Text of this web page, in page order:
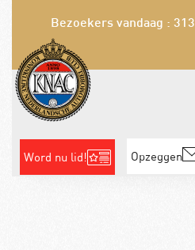
Bezoekers vandaag : 313
Word nu lid! Opzeggen